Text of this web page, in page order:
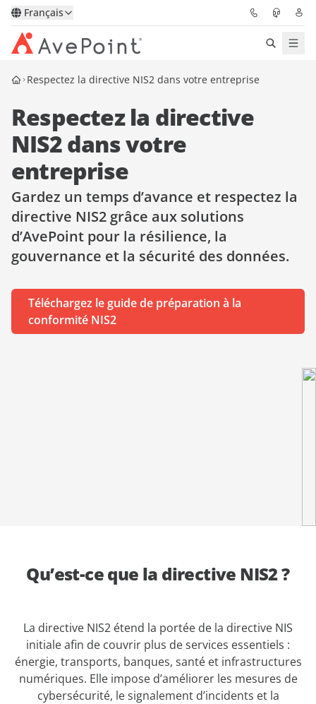
Français
Solutions
Confidence Platform
Tarification
Partenaires
Ressources
À Propos
Obtenez l’avis d’un
expert
Demander une
Respectez la directive NIS2 dans votre entreprise
Respectez la directive
NIS2 dans votre
entreprise
Gardez un temps d’avance et respectez la
directive NIS2 grâce aux solutions
d’AvePoint pour la résilience, la
gouvernance et la sécurité des données.
Téléchargez le guide de préparation à la
conformité NIS2
Qu’est-ce que la directive NIS2 ?
La directive NIS2 étend la portée de la directive NIS
initiale afin de couvrir plus de services essentiels :
énergie, transports, banques, santé et infrastructures
numériques. Elle impose d’améliorer les mesures de
cybersécurité, le signalement d’incidents et la